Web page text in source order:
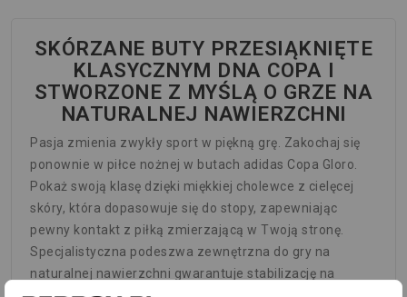
SKÓRZANE BUTY PRZESIĄKNIĘTE
KLASYCZNYM DNA COPA I
STWORZONE Z MYŚLĄ O GRZE NA
NATURALNEJ NAWIERZCHNI
Pasja zmienia zwykły sport w piękną grę. Zakochaj się
ponownie w piłce nożnej w butach adidas Copa Gloro.
Pokaż swoją klasę dzięki miękkiej cholewce z cielęcej
skóry, która dopasowuje się do stopy, zapewniając
pewny kontakt z piłką zmierzającą w Twoją stronę.
Specjalistyczna podeszwa zewnętrzna do gry na
naturalnej nawierzchni gwarantuje stabilizację na